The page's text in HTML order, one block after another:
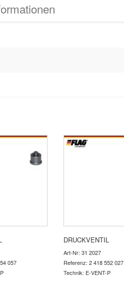
057
DRUCKVENTIL
Art-Nr: 31 2027
Referenz: 2 418 552 027
Technik: E-VENT-P